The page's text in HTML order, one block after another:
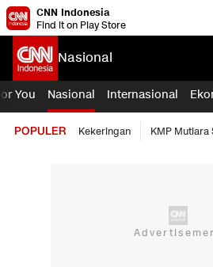
CNN Indonesia
Find it on Play Store
Nasional
You Nasional Internasional
POPULER Kekeringan KMP Mutiara